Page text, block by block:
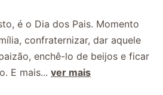
é o Dia dos Pais. Momento
confraternizar, dar aquele
enchê-lo de beijos e ficar
E mais... ver mais